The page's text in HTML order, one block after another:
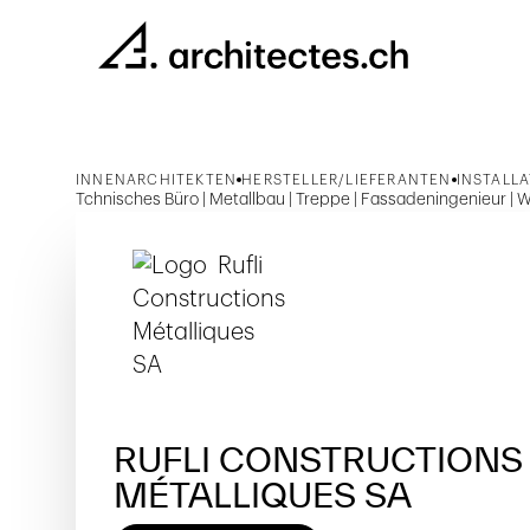
INNENARCHITEKTEN HERSTELLER/LIEFERANTEN
Tchnisches Büro | Metallbau | Treppe | Fassadeningenieur |
RUFLI CONSTRUCTIONS
MÉTALLIQUES SA